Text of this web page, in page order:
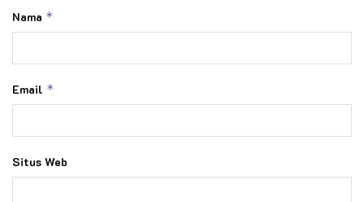
Nama *
Email *
Situs Web